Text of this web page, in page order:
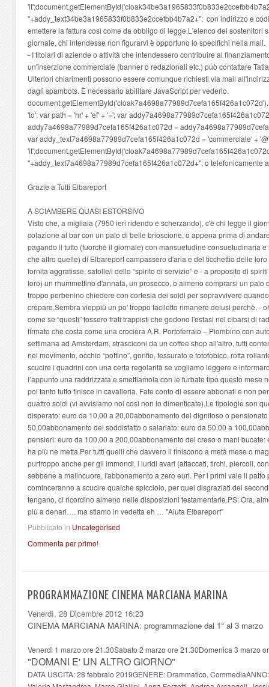
''+addy_text34be3a1965833f0b833e2ccefbb4b7a2+''; con indirizzo e
emettere la fattura così come da obbligo di legge.L'elenco dei sostenitori
giornale, chi intendesse non figurarvi è opportuno lo specifichi nella mail.
- I titolari di aziende o attività che intendessero contribuire al
un'inserzione commerciale (banner o redazionali etc.) può contattare
Ulteriori chiarimenti possono essere comunque richiesti via mail
dagli spambots. È necessario abilitare JavaScript per vederlo.
'to'; var path = 'hr' + 'ef' + '='; var
addy7a4698a77989d7cefa165f426a1c072d =
var addy_text7a4698a77989d7cefa165f426a1c072d = 'commerciale' +
''+addy_text7a4698a77989d7cefa165f426a1c072d+''; o telefonicamente
Grazie a Tutti Elbareport
A SCIAMBERE QUASI ESTORSIVO
Visto che, a migliaia (7950 ieri ridendo e scherzando), c'è chi legge il
colazione al bar con un paio di belle brioscione, o appena prima di
pagando il tutto (fuorchè il giornale) con mansuetudine consuetudinaria
che altro quelle) di Elbareport campassero d'aria e del ticchettio delle
fornita aggratisse, satolle/i dello “spirito di servizio” e - a proposito di
loro) un rhummettino d'annata, un prosecco, o almeno comprarsi un paio
troppo perbenino chiedere con cortesia dei soldi per sopravvivere
crepare.Sembra vieppiù un po' troppo faciletto rimanere delusi perchè, -
come se “questi” fossero frati trappisti che godono l'estasi nel cibarsi di
firmato che costa come una crociera A.R. Portoferraio – Piombino con
settimana ad Amsterdam, strasciconi da un coffee shop all'altro, tutti
nel movimento, occhio “pottino”, gonfio, fessurato e fotofobico, rotta
scucire i quadrini con una certa regolarità se vogliamo leggere e
l’appunto una raddrizzata e smettiamola con le furbate tipo questo mese
poi tanto tutto finisce in cavalleria. Fate conto di essere abbonati e non
quattro soldi (vi avvisiamo noi così non lo dimenticate).Le tipologie son
disperato: euro da 10,00 a 20,00abbonamento del dignitoso o
50,00abbonamento del soddisfatto o salariato: euro da 50,00 a
pensieri: euro da 100,00 a 200,00abbonamento del creso o mani
ha più ne metta.Per tutti quelli che davvero li finiscono a metà mese o
purtroppo anche per gli immondi, i luridi avari (attaccati, tirchi, piercoli,
sebbene a malincuore, l'abbonamento a zero euri. Per i primi vale il
cominceranno a scucire qualche spicciolo, per quei disgraziati dei
tengano, ci ricordino almeno nelle disposizioni testamentarie.PS: Ora,
più a denari…. ma stiamo in vedetta eh … "Aiuta Elbareport"
Pubblicato in Uncategorised
Commenta per primo!
PROGRAMMAZIONE CINEMA MARCIANA MARINA
Venerdì, 28 Dicembre 2012 16:23
CINEMA MARCIANA MARINA: programmazione dal 1° al 3 marzo
Venerdì 1 marzo ore 21.30Sabato 2 marzo ore 21.30Domenica 3 marzo
"DOMANI E' UN ALTRO GIORNO"
DATA USCITA: 28 febbraio 2019GENERE: Drammatico,